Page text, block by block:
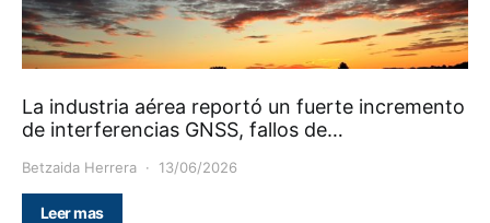
La industria aérea reportó un fuerte incremento
de interferencias GNSS, fallos de…
Betzaida Herrera 13/06/2026
Leer mas